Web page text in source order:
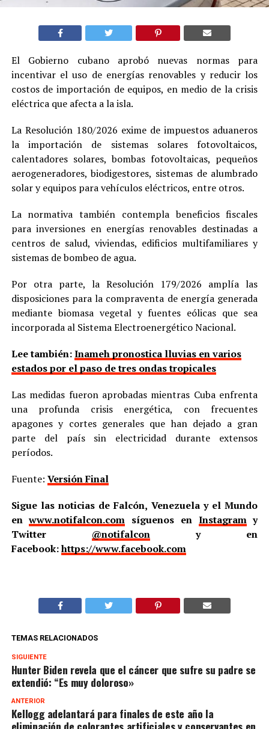
El Gobierno cubano aprobó nuevas normas para
incentivar el uso de energías renovables y reducir los
costos de importación de equipos, en medio de la crisis
eléctrica que afecta a la isla.
La Resolución 180/2026 exime de impuestos aduaneros
la importación de sistemas solares fotovoltaicos,
calentadores solares, bombas fotovoltaicas, pequeños
aerogeneradores, biodigestores, sistemas de alumbrado
solar y equipos para vehículos eléctricos, entre otros.
La normativa también contempla beneficios fiscales
para inversiones en energías renovables destinadas a
centros de salud, viviendas, edificios multifamiliares y
sistemas de bombeo de agua.
Por otra parte, la Resolución 179/2026 amplía las
disposiciones para la compraventa de energía generada
mediante biomasa vegetal y fuentes eólicas que sea
incorporada al Sistema Electroenergético Nacional.
Lee también:Inameh pronostica lluvias en varios
estados por el paso de tres ondas tropicales
Las medidas fueron aprobadas mientras Cuba enfrenta
una profunda crisis energética, con frecuentes
apagones y cortes generales que han dejado a gran
parte del país sin electricidad durante extensos
períodos.
Fuente: Versión Final
Sigue las noticias de Falcón, Venezuela y el Mundo
enwww.notifalcon.com síguenos en Instagramy
Twitter @notifalcony en
Facebook:https://www.facebook.com
TEMAS RELACIONADOS
SIGUIENTE
Hunter Biden revela que el cáncer que sufre su padre se
extendió: “Es muy doloroso»
ANTERIOR
Kellogg adelantará para finales de este año la